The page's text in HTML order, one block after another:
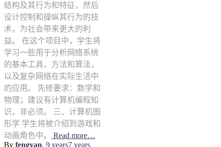
结构及其行为和特征，然后
设计控制和操纵其行为的技
术，为社会带来更大的利
益。 在这个项目中，学生将
学习一些用于分析网络系统
的基本工具，方法和算法，
以及复杂网络在实际生活中
的应用。 先修要求：数学和
物理；建议有计算机编程知
识，非必须。 三、计算机图
形学 学生将被介绍到游戏和
动画角色中。
Read more…
By fengyan, 9 years7 years